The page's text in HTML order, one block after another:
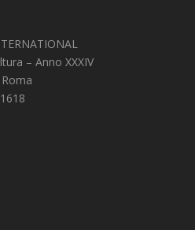
– Anno XXXIV